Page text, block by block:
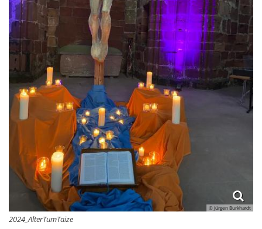
© Jürgen Burkhardt
2024_AlterTumTaize